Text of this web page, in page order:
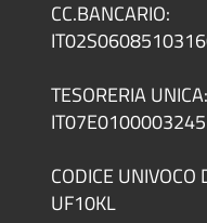
CC.BANCARIO:
TESORERIA UNICA:
CODICE UNIVOCO
UF10KL